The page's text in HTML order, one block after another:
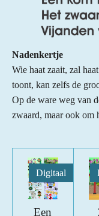
Nadenkertje
Wie haat zaait, zal
toont, kan zelfs de
Op de ware weg van
zwaard, maar ook om
Digitaal
Een